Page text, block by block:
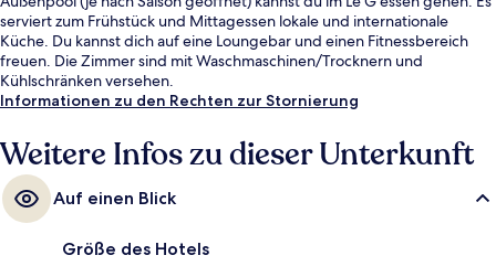
serviert zum Frühstück und Mittagessen lokale und internationale
Küche. Du kannst dich auf eine Loungebar und einen Fitnessbereich
freuen. Die Zimmer sind mit Waschmaschinen/Trocknern und
Kühlschränken versehen.
Informationen zu den Rechten zur Stornierung
Weitere Infos zu dieser Unterkunft
Auf einen Blick
Größe des Hotels